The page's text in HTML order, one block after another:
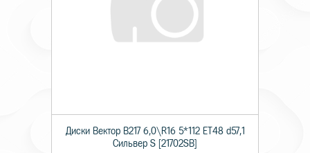
Диски Вектор В217 6,0\R16 5*112 ET48 d57,1
Сильвер S [21702SB]